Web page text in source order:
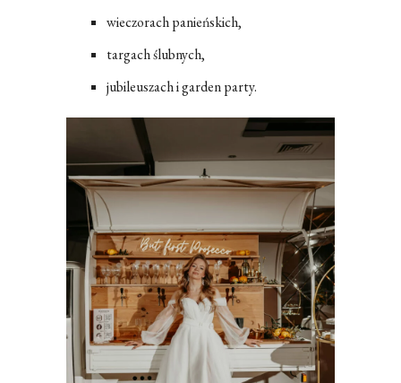
wieczorach panieńskich,
targach ślubnych,
jubileuszach i garden party.